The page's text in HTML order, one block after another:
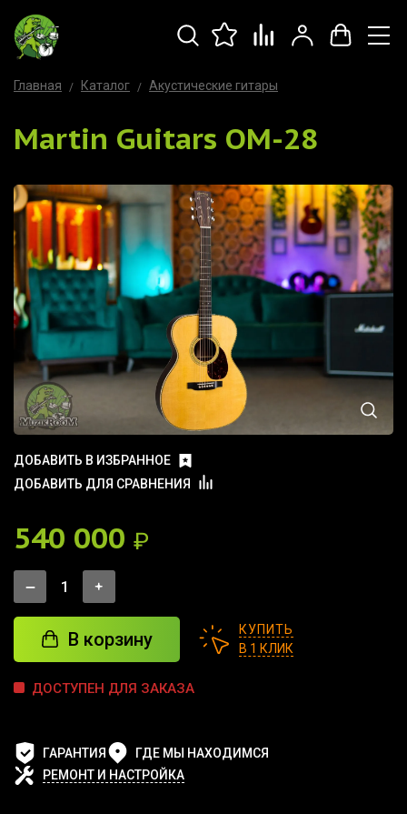
Главная Каталог Акустические гитары
Martin Guitars OM-28
ДОБАВИТЬ В ИЗБРАННОЕ
ДОБАВИТЬ ДЛЯ СРАВНЕНИЯ
540 000 ₽
В корзину
КУПИТЬ
В 1 КЛИК
ДОСТУПЕН ДЛЯ ЗАКАЗА
ГАРАНТИЯ
ГДЕ МЫ НАХОДИМСЯ
РЕМОНТ И НАСТРОЙКА